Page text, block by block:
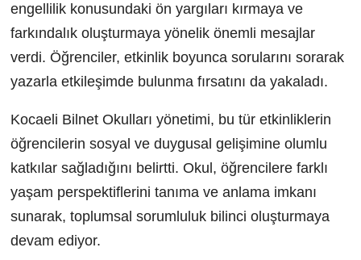
engellilik konusundaki ön yargıları kırmaya ve
farkındalık oluşturmaya yönelik önemli mesajlar
verdi. Öğrenciler, etkinlik boyunca sorularını sorarak
yazarla etkileşimde bulunma fırsatını da yakaladı.
Kocaeli Bilnet Okulları yönetimi, bu tür etkinliklerin
öğrencilerin sosyal ve duygusal gelişimine olumlu
katkılar sağladığını belirtti. Okul, öğrencilere farklı
yaşam perspektiflerini tanıma ve anlama imkanı
sunarak, toplumsal sorumluluk bilinci oluşturmaya
devam ediyor.